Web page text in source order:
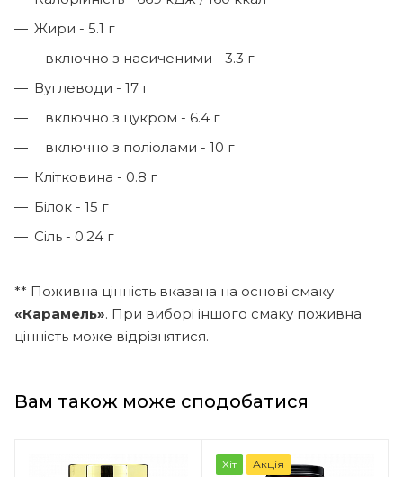
Жири - 5.1 г
включно з насиченими - 3.3 г
Вуглеводи - 17 г
включно з цукром - 6.4 г
включно з поліолами - 10 г
Клітковина - 0.8 г
Білок - 15 г
Сіль - 0.24 г
** Поживна цінність вказана на основі смаку
«Карамель». При виборі іншого смаку поживна
цінність може відрізнятися.
Вам також може сподобатися
Хіт Акція